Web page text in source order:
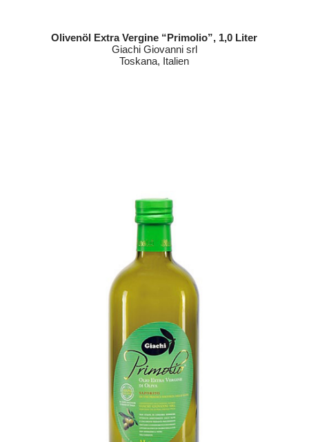
Olivenöl Extra Vergine “Primolio”, 1,0 Liter
Giachi Giovanni srl
Toskana, Italien